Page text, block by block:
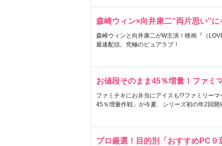
森崎ウィン×向井康二“両片思い”
森崎ウィンと向井康二がW主演！映画『（
最速配信。究極のピュアラブ！
お値段そのまま45％増量！ファミ
ファミチキにお弁当にアイスも!?ファミリー
45％増量作戦」が今夏、シリーズ初の年2回開
プロ厳選！目的別「おすすめPC９